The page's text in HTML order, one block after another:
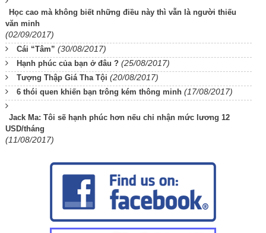
Học cao mà không biết những điều này thì vẫn là người thiếu
văn minh
(02/09/2017)
Cái “Tâm” (30/08/2017)
Hạnh phúc của bạn ở đâu ? (25/08/2017)
Tượng Thập Giá Tha Tội (20/08/2017)
6 thói quen khiến bạn trông kém thông minh (17/08/2017)
Jack Ma: Tôi sẽ hạnh phúc hơn nếu chỉ nhận mức lương 12
USD/tháng
(11/08/2017)